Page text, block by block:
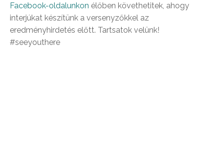
Facebook-oldalunkon élőben követhetitek, ahogy
interjúkat készítünk a versenyzőkkel az
eredményhirdetés előtt. Tartsatok velünk!
#seeyouthere